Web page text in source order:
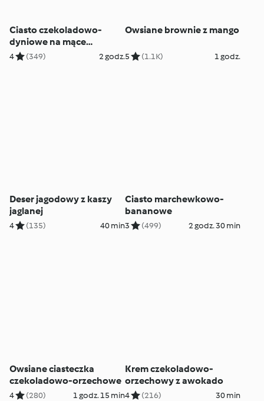
Ciasto czekoladowo-
dyniowe na mące
gryczanej
4 (349) 2 godz.
Owsiane brownie z mango
5 (1.1K) 1 godz.
Deser jagodowy z kaszy
jaglanej
4 (135) 40 min
Ciasto marchewkowo-
bananowe
3 (499) 2 godz. 30 min
Owsiane ciasteczka
czekoladowo-orzechowe
4 (280) 1 godz. 15 min
Krem czekoladowo-
orzechowy z awokado
4 (216) 30 min